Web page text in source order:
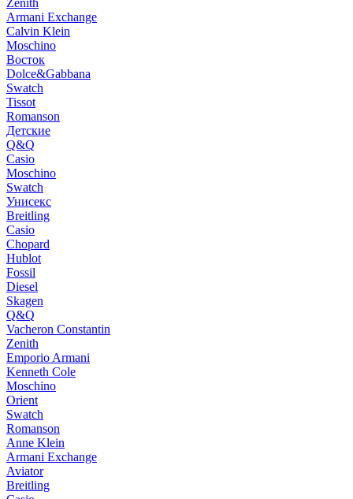
Zenith
Armani Exchange
Calvin Klein
Moschino
Восток
Dolce&Gabbana
Swatch
Tissot
Romanson
Детские
Q&Q
Casio
Moschino
Swatch
Унисекс
Breitling
Casio
Chopard
Hublot
Fossil
Diesel
Skagen
Q&Q
Vacheron Constantin
Zenith
Emporio Armani
Kenneth Cole
Moschino
Orient
Swatch
Romanson
Anne Klein
Armani Exchange
Aviator
Breitling